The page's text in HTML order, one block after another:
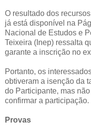
O resultado dos
já está disponível na
Nacional de Estudos e
Teixeira (Inep) ressalta
garante a inscrição no
Portanto, os
obtiveram a isenção da
do Participante, mas
confirmar a participação.
Provas